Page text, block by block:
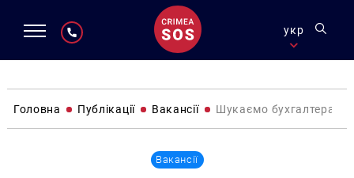
укр
Головна Публікації Вакансії Шукаємо бухгалтера/
Вакансії